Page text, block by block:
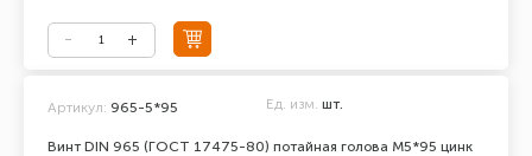
Винт DIN 965 (ГОСТ 17475-80) потайная голова М5*95 цинк
Артикул: 965-5*95 Ед. изм. шт.